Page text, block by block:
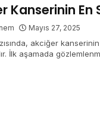
Kanserinin En
Mayıs 27, 2025
akciğer
İlk aşamada